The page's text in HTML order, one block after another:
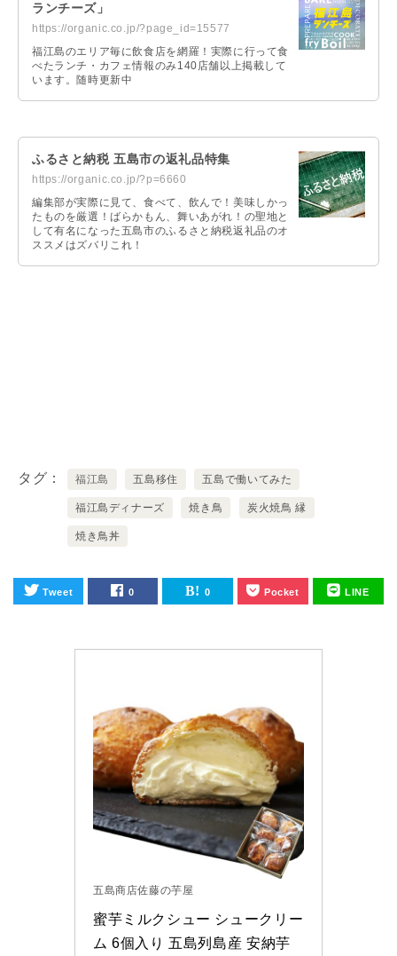
ランチーズ」
https://organic.co.jp/?page_id=15577
福江島のエリア毎に飲食店を網羅！実際に行って食
べたランチ・カフェ情報のみ140店舗以上掲載して
います。随時更新中
ふるさと納税 五島市の返礼品特集
https://organic.co.jp/?p=6660
編集部が実際に見て、食べて、飲んで！美味しかっ
たものを厳選！ばらかもん、舞いあがれ！の聖地と
して有名になった五島市のふるさと納税返礼品のオ
ススメはズバリこれ！
タグ 福江島 五島移住 五島で働いてみた
福江島ディナーズ 焼き鳥 炭火焼鳥 縁
焼き鳥丼
Tweet 0 0 Pocket LINE
五島商店佐藤の芋屋
蜜芋ミルクシュー シュークリー
ム 6個入り 五島列島産 安納芋